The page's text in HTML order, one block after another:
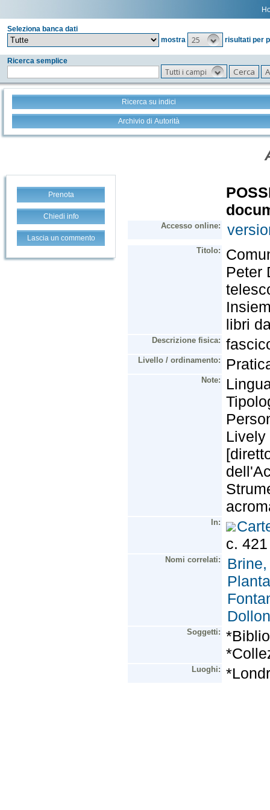
Seleziona banca dati
mostra
25 risultati per
Ricerca semplice
Tutti i campi
Ricerca su indici
Archivio di Autorità
Prenota
Chiedi info
Lascia un commento